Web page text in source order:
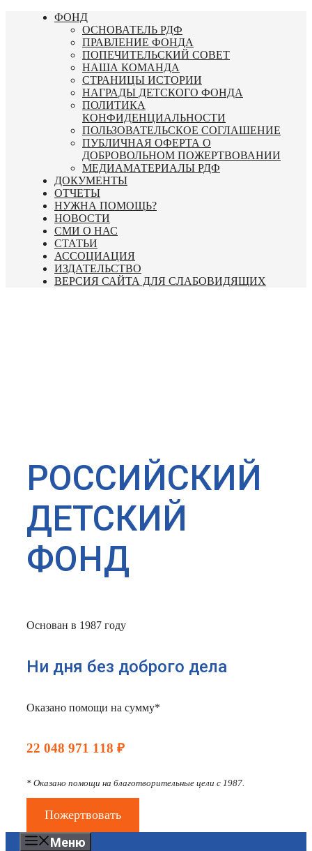
Перейти
ФОНД
ОСНОВАТЕЛЬ РДФ
ПРАВЛЕНИЕ ФОНДА
ПОПЕЧИТЕЛЬСКИЙ СОВЕТ
НАША КОМАНДА
СТРАНИЦЫ ИСТОРИИ
НАГРАДЫ ДЕТСКОГО ФОНДА
ПОЛИТИКА
КОНФИДЕНЦИАЛЬНОСТИ
ПОЛЬЗОВАТЕЛЬСКОЕ СОГЛАШЕНИЕ
ПУБЛИЧНАЯ ОФЕРТА О
ДОБРОВОЛЬНОМ ПОЖЕРТВОВАНИИ
МЕДИАМАТЕРИАЛЫ РДФ
ДОКУМЕНТЫ
ОТЧЕТЫ
НУЖНА ПОМОЩЬ?
НОВОСТИ
СМИ О НАС
СТАТЬИ
АССОЦИАЦИЯ
ИЗДАТЕЛЬСТВО
ВЕРСИЯ САЙТА ДЛЯ СЛАБОВИДЯЩИХ
РОССИЙСКИЙ
ДЕТСКИЙ
ФОНД
Основан в 1987 году
Ни дня без доброго дела
Оказано помощи на сумму*
22 048 971 118 ₽
* Оказано помощи на благотворительные цели с 1987.
Пожертвовать
Меню